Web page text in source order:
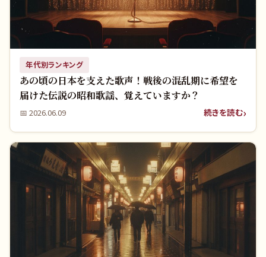
年代別ランキング
あの頃の日本を支えた歌声！戦後の混乱期に希望を
届けた伝説の昭和歌謡、覚えていますか？
📅 2026.06.09 続きを読む